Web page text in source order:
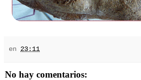
en 23:11
No hay comentarios: